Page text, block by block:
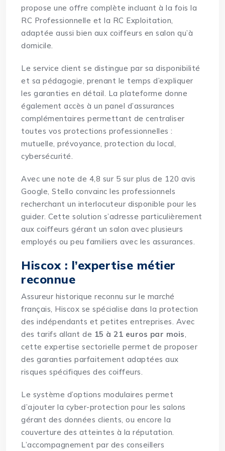
propose une offre complète incluant à la fois la
RC Professionnelle et la RC Exploitation,
adaptée aussi bien aux coiffeurs en salon qu’à
domicile.
Le service client se distingue par sa disponibilité
et sa pédagogie, prenant le temps d’expliquer
les garanties en détail. La plateforme donne
également accès à un panel d’assurances
complémentaires permettant de centraliser
toutes vos protections professionnelles :
mutuelle, prévoyance, protection du local,
cybersécurité.
Avec une note de 4,8 sur 5 sur plus de 120 avis
Google, Stello convainc les professionnels
recherchant un interlocuteur disponible pour les
guider. Cette solution s’adresse particulièrement
aux coiffeurs gérant un salon avec plusieurs
employés ou peu familiers avec les assurances.
Hiscox : l’expertise métier
reconnue
Assureur historique reconnu sur le marché
français, Hiscox se spécialise dans la protection
des indépendants et petites entreprises. Avec
des tarifs allant de 15 à 21 euros par mois,
cette expertise sectorielle permet de proposer
des garanties parfaitement adaptées aux
risques spécifiques des coiffeurs.
Le système d’options modulaires permet
d’ajouter la cyber-protection pour les salons
gérant des données clients, ou encore la
couverture des atteintes à la réputation.
L’accompagnement par des conseillers